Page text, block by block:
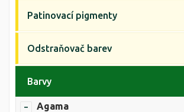
Patinovací pigmenty
Odstraňovač barev
Barvy
Agama